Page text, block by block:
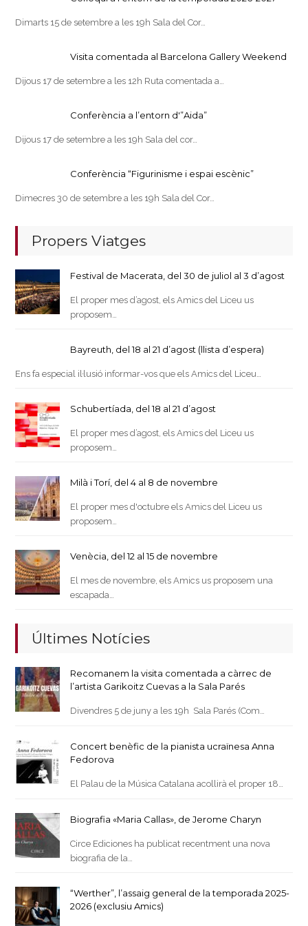
Dimarts 15 de setembre a les 19h Sala del Cor…
Visita comentada al Barcelona Gallery Weekend
Dijous 17 de setembre a les 12h Ruta comentada a…
Conferència a l’entorn d'”Aida”
Dijous 17 de setembre a les 19h Sala del cor…
Conferència “Figurinisme i espai escènic”
Dimecres 30 de setembre a les 19h Sala del Cor…
Propers Viatges
Festival de Macerata, del 30 de juliol al 3 d’agost
El proper mes d’agost, els Amics del Liceu us
proposem…
Bayreuth, del 18 al 21 d’agost (llista d’espera)
Ens fa especial il·lusió informar-vos que els Amics del Liceu…
Schubertíada, del 18 al 21 d’agost
El proper mes d’agost, els Amics del Liceu us
proposem…
Milà i Torí, del 4 al 8 de novembre
El proper mes d'octubre els Amics del Liceu us
proposem…
Venècia, del 12 al 15 de novembre
El mes de novembre, els Amics us proposem una
escapada…
Últimes Notícies
Recomanem la visita comentada a càrrec de
l’artista Garikoitz Cuevas a la Sala Parés
Divendres 5 de juny a les 19h Sala Parés (Com…
Concert benèfic de la pianista ucraïnesa Anna
Fedorova
El Palau de la Música Catalana acollirà el proper 18…
Biografia «Maria Callas», de Jerome Charyn
Circe Ediciones ha publicat recentment una nova
biografia de la…
“Werther”, l’assaig general de la temporada 2025-
2026 (exclusiu Amics)